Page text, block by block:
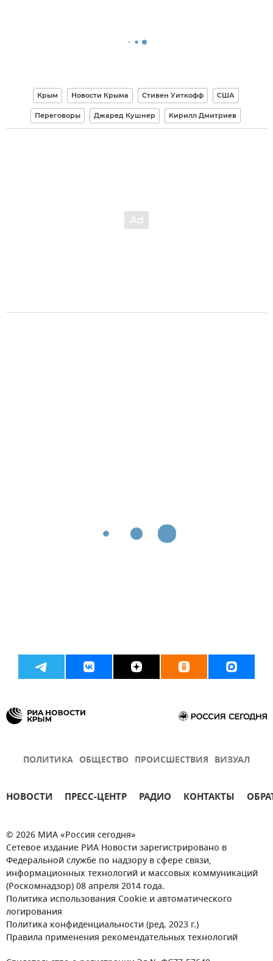
Крым Новости Крыма Стивен Уиткофф США
Переговоры Джаред Кушнер Кирилл Дмитриев
ПОЛИТИКА ОБЩЕСТВО ПРОИСШЕСТВИЯ ВИЗУАЛ
НОВОСТИ ПРЕСС-ЦЕНТР РАДИО КОНТАКТЫ
© 2026 МИА «Россия сегодня»
Сетевое издание РИА Новости зарегистрировано в
Федеральной службе по надзору в сфере связи,
информационных технологий и массовых коммуникаций
(Роскомнадзор) 08 апреля 2014 года.
Политика использования Cookie и автоматического
логирования
Политика конфиденциальности (ред. 2023 г.)
Правила применения рекомендательных технологий